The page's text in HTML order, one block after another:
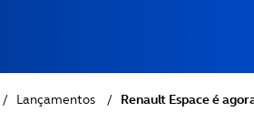
/ Lançamentos / Renault Espace é